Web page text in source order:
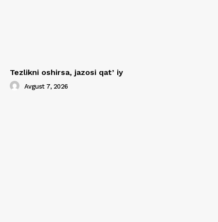
Tezlikni oshirsa, jazosi qatʼiy
Avgust 7, 2026